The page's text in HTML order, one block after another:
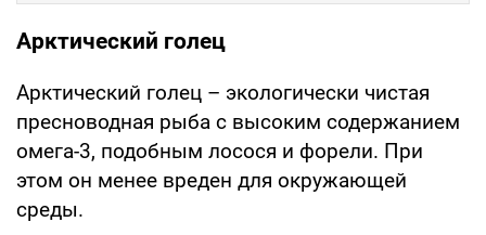
Арктический голец
Арктический голец – экологически чистая
пресноводная рыба с высоким содержанием
омега-3, подобным лосося и форели. При
этом он менее вреден для окружающей
среды.